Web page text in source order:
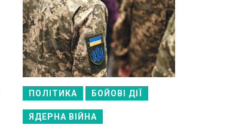
ПОЛІТИКА БОЙОВІ ДІЇ
ЯДЕРНА ВІЙНА